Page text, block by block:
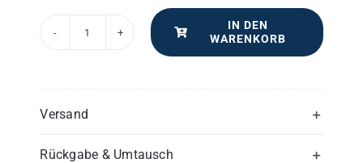
Flöte(n)
IN DEN
WARENKORB
Versand
Rückgabe & Umtausch